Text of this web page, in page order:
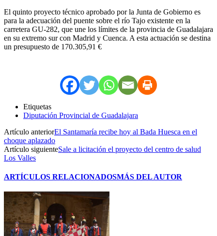
El quinto proyecto técnico aprobado por la Junta de Gobierno es
para la adecuación del puente sobre el río Tajo existente en la
carretera GU-282, que une los límites de la provincia de Guadalajara
en su extremo sur con Madrid y Cuenca. A esta actuación se destina
un presupuesto de 170.305,91 €
Etiquetas
Diputación Provincial de Guadalajara
Artículo anteriorEl Santamaría recibe hoy al Bada Huesca en el
choque aplazado
Artículo siguienteSale a licitación el proyecto del centro de salud
Los Valles
ARTÍCULOS RELACIONADOSMÁS DEL AUTOR